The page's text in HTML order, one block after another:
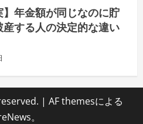
】年金額が同じなのに貯
する人の決定的な違い
| AF themesによる
。